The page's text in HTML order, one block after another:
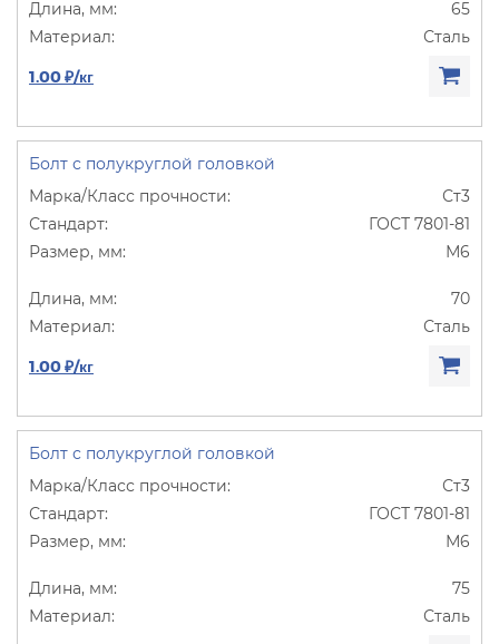
65
Сталь
1.00 ₽/кг
Болт с полукруглой головкой
Ст3
ГОСТ 7801-81
М6
70
Сталь
1.00 ₽/кг
Болт с полукруглой головкой
Ст3
ГОСТ 7801-81
М6
75
Сталь